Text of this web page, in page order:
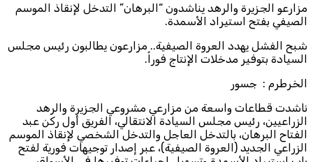
مزارعو الجزيرة والرهد يناشدون “البرهان” التدخل لإنقاذ الموسم
الصيفي بفتح استيراد الأسمدة.
شبح الفشل يهدد العروة الصيفية.. مزارعون يطالبون رئيس مجلس
السيادة بتوفير مدخلات الإنتاج فوراً.
​الخرطرم : جسور
​ناشدت قطاعات واسعة من مزارعي مشروعي الجزيرة والرهد
الزراعيين، رئيس مجلس السيادة الانتقالي، الفريق أول ركن عبد
الفتاح البرهان، بالتدخل العاجل والتدخل الشخصي لإنقاذ الموسم
الزراعي الجديد (العروة الصيفية)، عبر إصدار توجيهات فورية لفتح